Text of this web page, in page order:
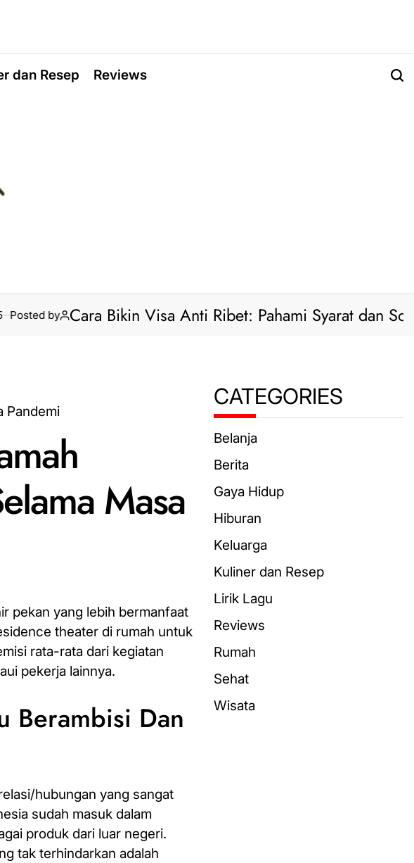
dan Resep Reviews
by Cara Bikin Visa Anti Ribet: Pahami Syarat dan Solusi
Masa
pekan yang lebih bermanfaat
theater di rumah untuk
rata-rata dari kegiatan
pekerja lainnya.
Berambisi Dan
hubungan yang sangat
sudah masuk dalam
produk dari luar negeri.
tak terhindarkan adalah
CATEGORIES
Belanja
Berita
Gaya Hidup
Hiburan
Keluarga
Kuliner dan Resep
Lirik Lagu
Reviews
Rumah
Sehat
Wisata